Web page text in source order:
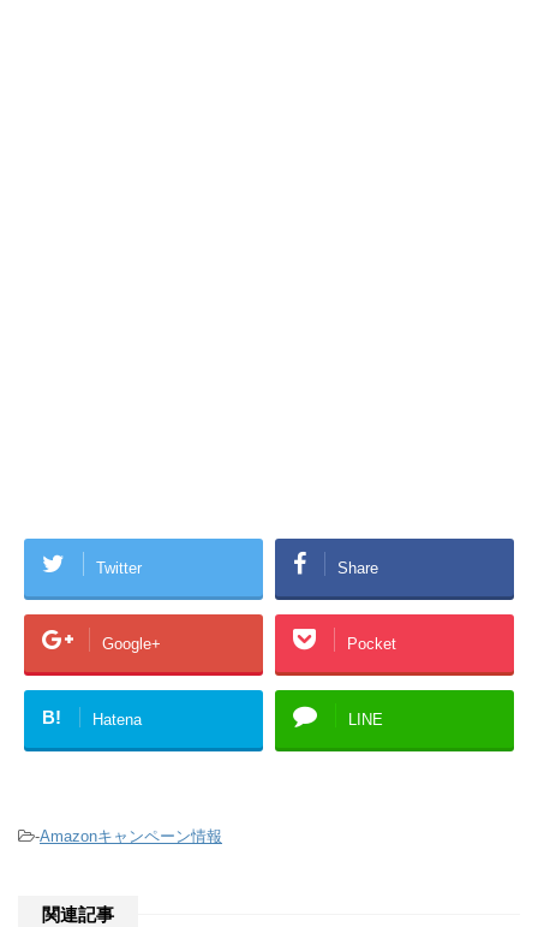
Twitter Share
Google+ Pocket
B! Hatena LINE
-Amazonキャンペーン情報
関連記事